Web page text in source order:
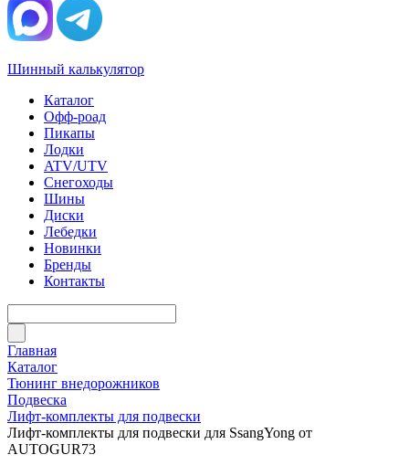
Шинный калькулятор
Каталог
Офф-роад
Пикапы
Лодки
ATV/UTV
Снегоходы
Шины
Диски
Лебедки
Новинки
Бренды
Контакты
Главная
Каталог
Тюнинг внедорожников
Подвеска
Лифт-комплекты для подвески
Лифт-комплекты для подвески для SsangYong от
AUTOGUR73